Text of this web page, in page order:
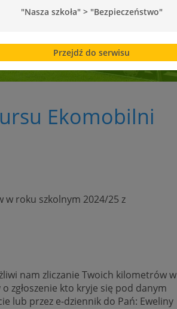
Ekomobilni
roku szkolnym 2024/25 z
nam zliczanie Twoich kilometrów w
zgłoszenie kto kryje się pod danym
lub przez e-dziennik do Pań: Eweliny
"Nasza szkoła" > "Bezpieczeństwo"
Przejdź do serwisu